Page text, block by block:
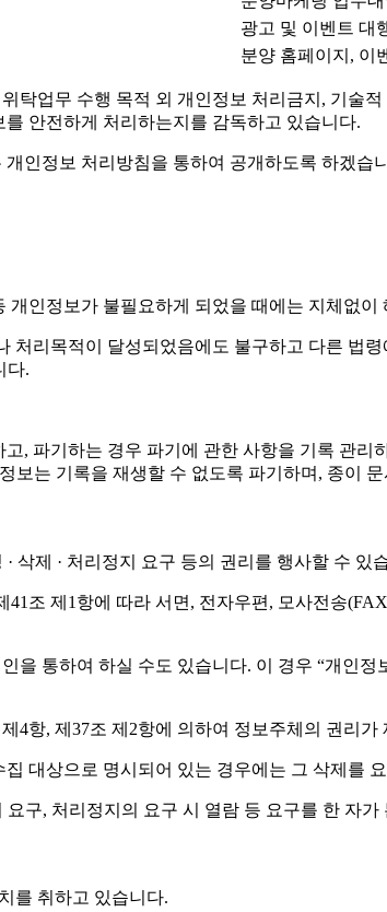
광고 및 이벤트 대
분양 홈페이지, 이
탁업무 수행 목적 외 개인정보 처리금지, 기술
안전하게 처리하는지를 감독하고 있습니다.
인정보 처리방침을 통하여 공개하도록 하겠습
인정보가 불필요하게 되었을 때에는 지체없이
리목적이 달성되었음에도 불구하고 다른 법
다.
, 파기하는 경우 파기에 관한 사항을 기록 관
보는 기록을 재생할 수 없도록 파기하며, 종이
삭제 · 처리정지 요구 등의 권리를 행사할 수 있
조 제1항에 따라 서면, 전자우편, 모사전송
통하여 하실 수도 있습니다. 이 경우 “개인
4항, 제37조 제2항에 의하여 정보주체의 권리가
대상으로 명시되어 있는 경우에는 그 삭제를
구, 처리정지의 요구 시 열람 등 요구를 한 자
를 취하고 있습니다.